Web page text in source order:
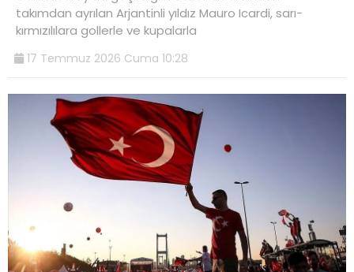
takımdan ayrılan Arjantinli yıldız Mauro Icardi, sarı-
kırmızılılara gollerle ve kupalarla
17 Temmuz 2026 Cuma 10:28